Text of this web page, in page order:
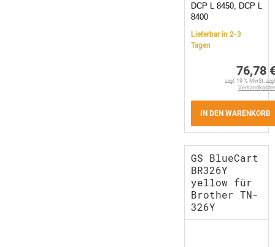
DCP L 8450, DCP L
8400
Lieferbar in 2-3
Tagen
76,78
zzgl. 19 % MwSt.
IN DEN WARENKORB
GS BlueCart
BR326Y
yellow für
Brother TN-
326Y